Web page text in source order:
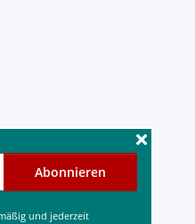
Abonnieren
und jederzeit